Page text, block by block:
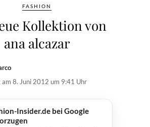
FASHION
Kollektion von
ana alcazar
am 8. Juni 2012 um 9:41 Uhr
Insider.de bei Google